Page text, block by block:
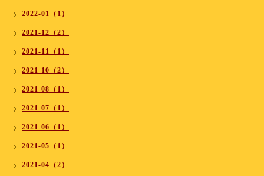
2022-01（1）
2021-12（2）
2021-11（1）
2021-10（2）
2021-08（1）
2021-07（1）
2021-06（1）
2021-05（1）
2021-04（2）